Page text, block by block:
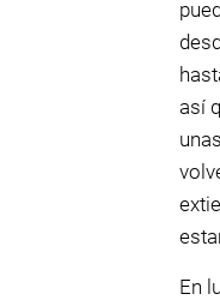
así
En